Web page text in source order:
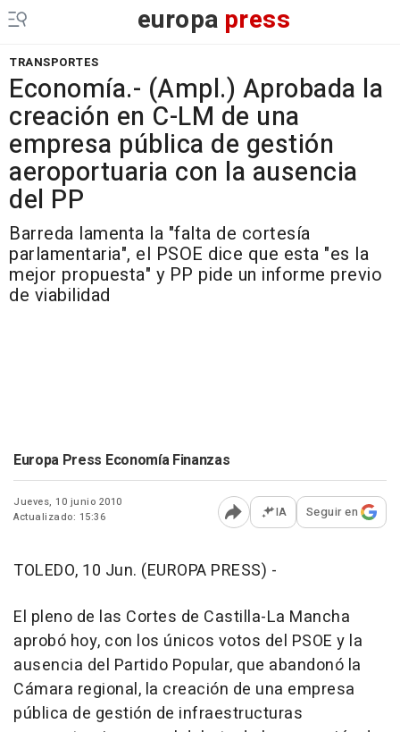
europa press
TRANSPORTES
Economía.- (Ampl.) Aprobada la
creación en C-LM de una
empresa pública de gestión
aeroportuaria con la ausencia
del PP
Barreda lamenta la "falta de cortesía
parlamentaria", el PSOE dice que esta "es la
mejor propuesta" y PP pide un informe previo
de viabilidad
Europa Press Economía Finanzas
Jueves, 10 junio 2010
Actualizado: 15:36
Abrir opciones para
IA Seguir en
TOLEDO, 10 Jun. (EUROPA PRESS) -
El pleno de las Cortes de Castilla-La Mancha
aprobó hoy, con los únicos votos del PSOE y la
ausencia del Partido Popular, que abandonó la
Cámara regional, la creación de una empresa
pública de gestión de infraestructuras